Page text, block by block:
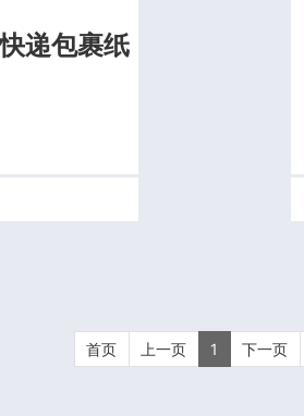
递包裹纸
首页 上一页 1 下一页